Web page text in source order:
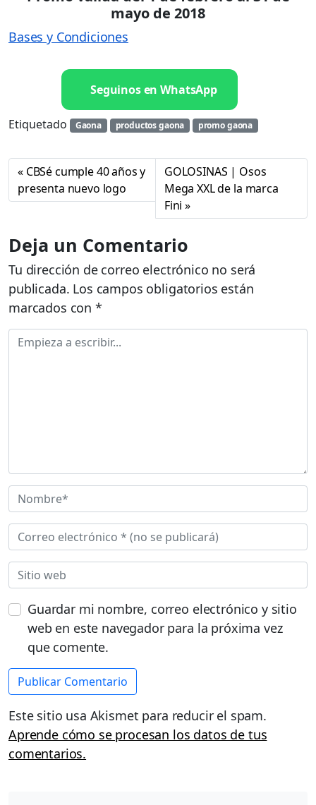
mayo de 2018
Bases y Condiciones
Seguinos en WhatsApp
Etiquetado Gaona productos gaona promo gaona
CBSé cumple 40 años y
presenta nuevo logo
GOLOSINAS | Osos
Mega XXL de la marca
Fini
Deja un Comentario
Tu dirección de correo electrónico no será
publicada. Los campos obligatorios están
marcados con *
Guardar mi nombre, correo electrónico y sitio
web en este navegador para la próxima vez
que comente.
Este sitio usa Akismet para reducir el spam.
Aprende cómo se procesan los datos de tus
comentarios.